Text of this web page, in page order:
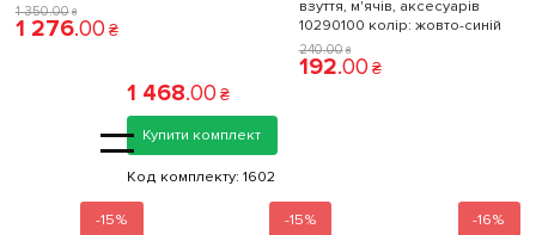
1 350.00 ₴
1 276.00 ₴
взуття, м'ячів, аксесуарів
10290100 колiр: жовто-синій
240.00 ₴
192.00 ₴
=
1 468.00 ₴
Купити комплект
Код комплекту: 1602
-15% -15% -16%